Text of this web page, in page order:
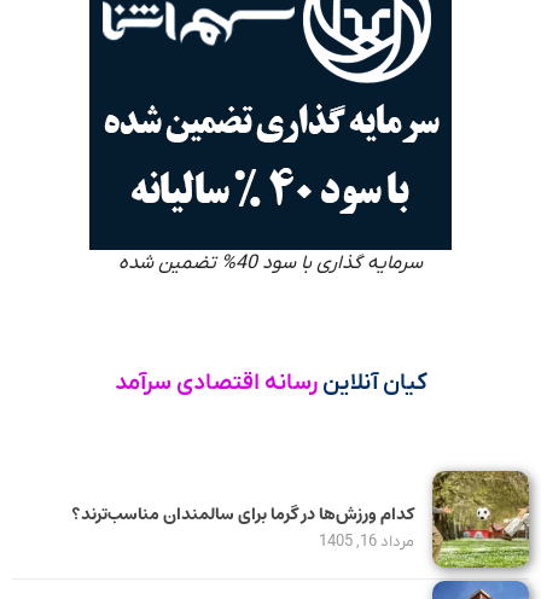
سرمایه گذاری با سود 40% تضمین شده
کیان آنلاین رسانه اقتصادی سرآمد
کدام ورزش‌ها در گرما برای سالمندان مناسب‌ترند؟
مرداد 16, 1405